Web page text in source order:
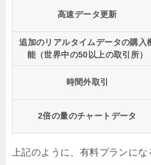
高速データ更新
追加のリアルタイムデータの購入
能（世界中の50以上の取引所）
時間外取引
2倍の量のチャートデータ
上記のように、有料プランに